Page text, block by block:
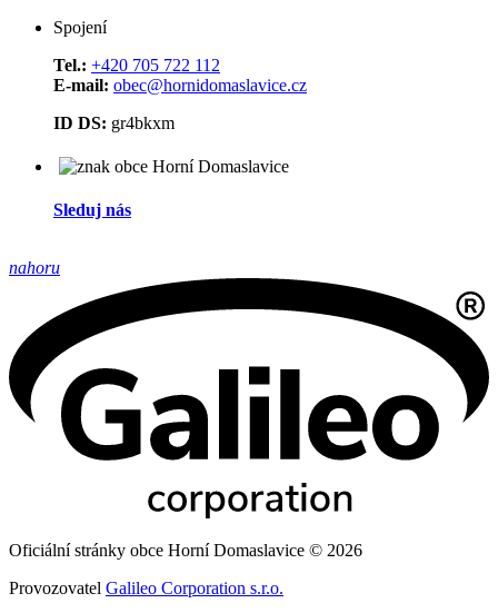
Spojení
Tel.: +420 705 722 112
E-mail: obec@hornidomaslavice.cz
ID DS: gr4bkxm
Sleduj nás
nahoru
Oficiální stránky obce Horní Domaslavice © 2026
Provozovatel Galileo Corporation s.r.o.